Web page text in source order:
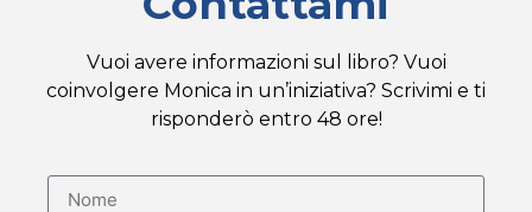
Vuoi avere informazioni sul libro? Vuoi
coinvolgere Monica in un’iniziativa? Scrivimi e ti
risponderò entro 48 ore!